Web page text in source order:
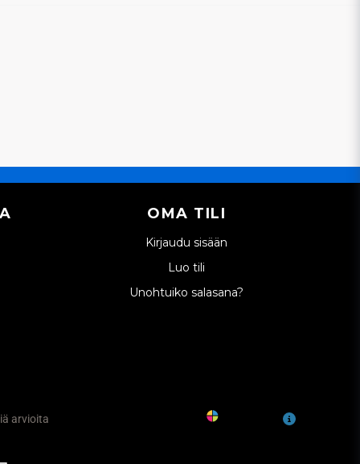
OMA TILI
Kirjaudu sisään
Luo tili
Unohtuiko salasana?